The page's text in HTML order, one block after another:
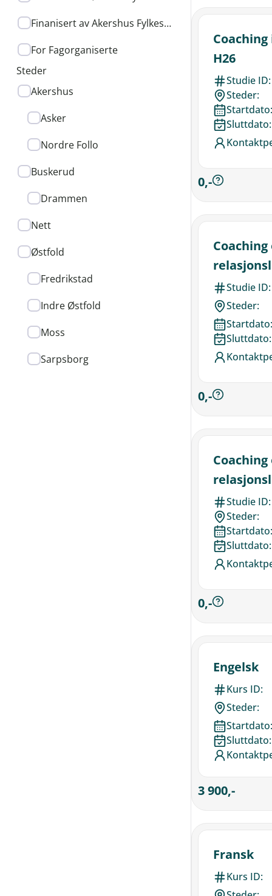
TAG
Finanisert av Akershus Fylkeskommune
For Fagorganiserte
Steder
VELG
STED
Akershus
Asker
Nordre Follo
Buskerud
Drammen
Nett
Østfold
Fredrikstad
Indre Østfold
Moss
Sarpsborg
H26
Studie ID:
Steder:
Startdato:
Sluttdato:
0,-
Coaching
digital
torsdager
Studie ID:
Steder:
Startdato:
Sluttdato:
0,-
Coaching
mandag
Studie ID:
Steder:
Startdato:
Sluttdato:
0,-
Engelsk
Kurs ID:
Steder:
Startdato:
Sluttdato:
3 900,-
Fransk
Kurs ID: